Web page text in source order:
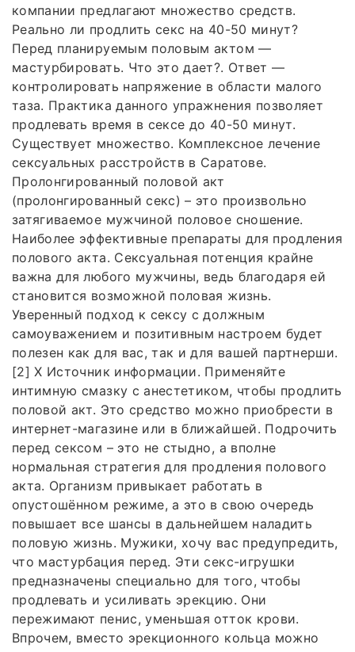
компании предлагают множество средств.
Реально ли продлить секс на 40-50 минут?
Перед планируемым половым актом —
мастурбировать. Что это дает?. Ответ —
контролировать напряжение в области малого
таза. Практика данного упражнения позволяет
продлевать время в сексе до 40-50 минут.
Существует множество. Комплексное лечение
сексуальных расстройств в Саратове.
Пролонгированный половой акт
(пролонгированный секс) – это произвольно
затягиваемое мужчиной половое сношение.
Наиболее эффективные препараты для продления
полового акта. Сексуальная потенция крайне
важна для любого мужчины, ведь благодаря ей
становится возможной половая жизнь.
Уверенный подход к сексу с должным
самоуважением и позитивным настроем будет
полезен как для вас, так и для вашей партнерши.
[2] X Источник информации. Применяйте
интимную смазку с анестетиком, чтобы продлить
половой акт. Это средство можно приобрести в
интернет-магазине или в ближайшей. Подрочить
перед сексом – это не стыдно, а вполне
нормальная стратегия для продления полового
акта. Организм привыкает работать в
опустошённом режиме, а это в свою очередь
повышает все шансы в дальнейшем наладить
половую жизнь. Мужики, хочу вас предупредить,
что мастурбация перед. Эти секс-игрушки
предназначены специально для того, чтобы
продлевать и усиливать эрекцию. Они
пережимают пенис, уменьшая отток крови.
Впрочем, вместо эрекционного кольца можно